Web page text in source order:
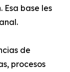
base les
de
procesos